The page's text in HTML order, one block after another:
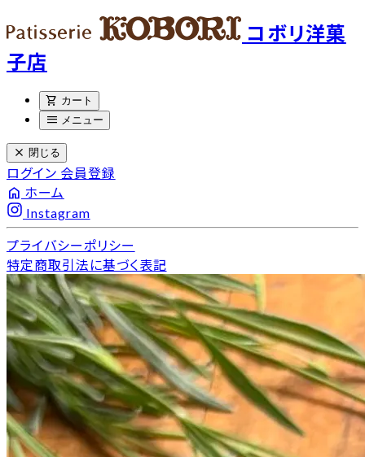
コボリ洋菓
子店
shopping_cart カート
menu メニュー
close 閉じる
ログイン 会員登録
home ホーム
Instagram
プライバシーポリシー
特定商取引法に基づく表記